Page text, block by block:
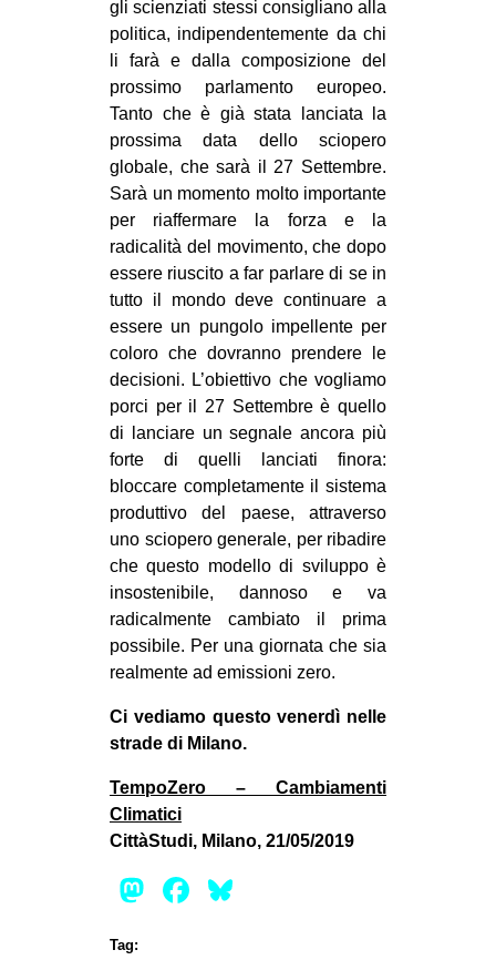
gli scienziati stessi consigliano alla
politica, indipendentemente da chi
li farà e dalla composizione del
prossimo parlamento europeo.
Tanto che è già stata lanciata la
prossima data dello sciopero
globale, che sarà il 27 Settembre.
Sarà un momento molto importante
per riaffermare la forza e la
radicalità del movimento, che dopo
essere riuscito a far parlare di se in
tutto il mondo deve continuare a
essere un pungolo impellente per
coloro che dovranno prendere le
decisioni. L’obiettivo che vogliamo
porci per il 27 Settembre è quello
di lanciare un segnale ancora più
forte di quelli lanciati finora:
bloccare completamente il sistema
produttivo del paese, attraverso
uno sciopero generale, per ribadire
che questo modello di sviluppo è
insostenibile, dannoso e va
radicalmente cambiato il prima
possibile. Per una giornata che sia
realmente ad emissioni zero.
Ci vediamo questo venerdì nelle
strade di Milano.
TempoZero – Cambiamenti
Climatici
CittàStudi, Milano, 21/05/2019
Mastodon
Facebook
Tag: